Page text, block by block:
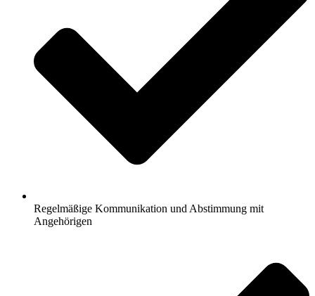
Regelmäßige Kommunikation und Abstimmung mit
Angehörigen